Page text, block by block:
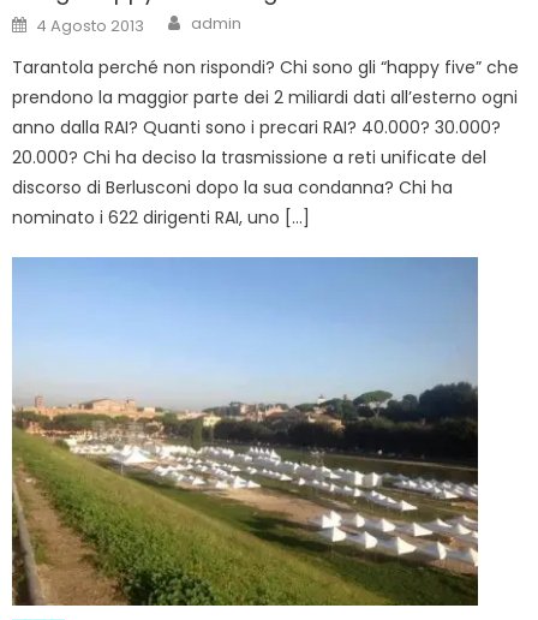
Posted
on
4 Agosto 2013 Author
admin
Tarantola perché non rispondi? Chi sono gli “happy five” che
prendono la maggior parte dei 2 miliardi dati all’esterno ogni
anno dalla RAI? Quanti sono i precari RAI? 40.000? 30.000?
20.000? Chi ha deciso la trasmissione a reti unificate del
discorso di Berlusconi dopo la sua condanna? Chi ha
nominato i 622 dirigenti RAI, uno […]